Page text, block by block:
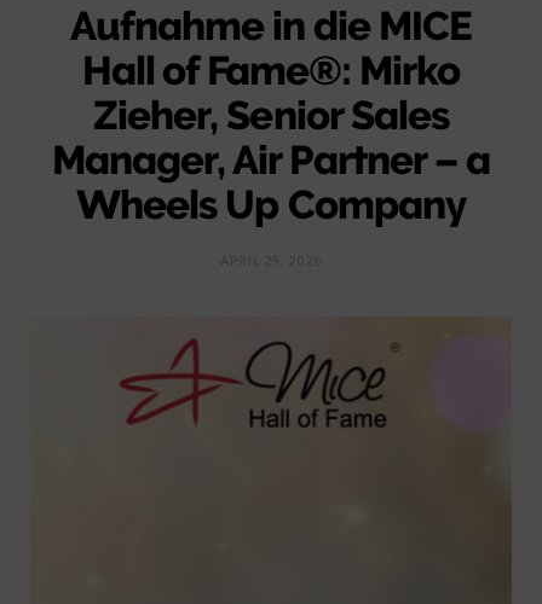
Aufnahme in die MICE
Hall of Fame®: Mirko
Zieher, Senior Sales
Manager, Air Partner – a
Wheels Up Company